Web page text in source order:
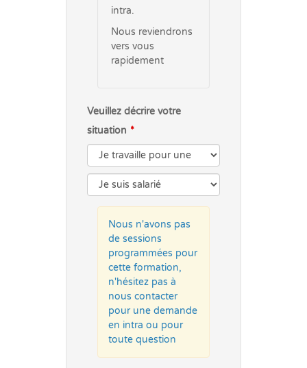
intra.
Nous reviendrons
vers vous
rapidement
Veuillez décrire votre
situation
Nous n'avons pas
de sessions
programmées pour
cette formation,
n'hésitez pas à
nous contacter
pour une demande
en intra ou pour
toute question